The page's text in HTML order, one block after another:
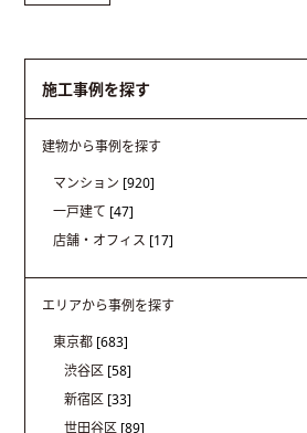
施工事例を探す
建物から事例を探す
マンション [920]
一戸建て [47]
店舗・オフィス [17]
エリアから事例を探す
東京都 [683]
渋谷区 [58]
新宿区 [33]
世田谷区 [89]